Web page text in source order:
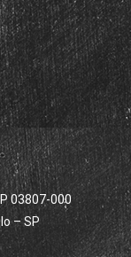
03807-000
– SP